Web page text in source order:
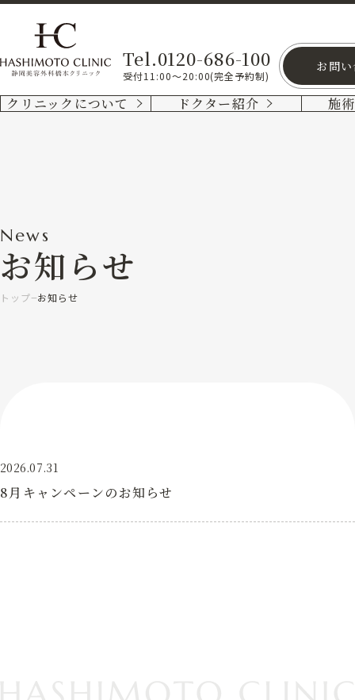
Tel.0120-686-100
受付11:00～20:00(完全予約制)
お問
クリニックについて ドクター紹介 施
News
お知らせ
トップ お知らせ
2026.07.31
8月キャンペーンのお知らせ